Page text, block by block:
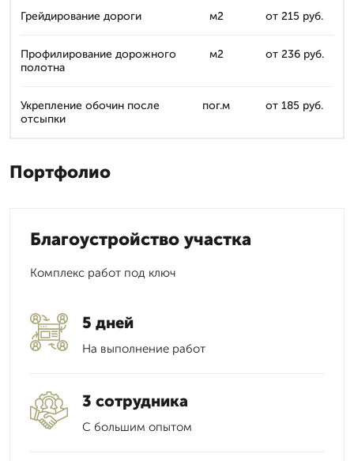
Грейдирование дороги м2 от 215 руб.
Профилирование дорожного
полотна
м2 от 236 руб.
Укрепление обочин после
отсыпки
пог.м от 185 руб.
Портфолио
Благоустройство участка
Комплекс работ под ключ
5 дней
На выполнение работ
3 сотрудника
С большим опытом